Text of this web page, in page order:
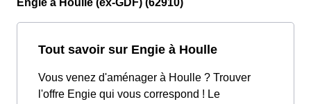
Engie à Houlle (ex-GDF) (62910)
Tout savoir sur Engie à Houlle
Vous venez d'aménager à Houlle ? Trouver
l'offre Engie qui vous correspond ! Le